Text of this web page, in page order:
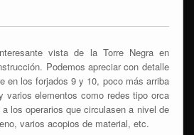
vista de la Torre Negra en
Podemos apreciar con detalle
en los forjados 9 y 10, poco más arriba
varios elementos como redes tipo orca
los operarios que circulasen a nivel de
varios acopios de material, etc.